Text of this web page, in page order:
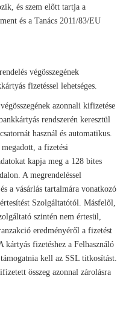
és szem előtt tartja a
és a Tanács 2011/83/EU
végösszegének
fizetéssel lehetséges.
azonnali kifizetése
rendszerén keresztül
használ és automatikus.
a fizetési
kapja meg a 128 bites
A megrendeléssel
a vásárlás tartalmára vonatkozó
Szolgáltatótól. Másfelől,
szintén nem értesül,
eredményéről a fizetést
kártyás fizetéshez a Felhasználó
kell az SSL titkosítást.
összeg azonnal zárolásra